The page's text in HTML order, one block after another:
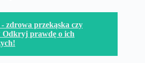
zdrowa przekąska czy
Odkryj prawdę o ich